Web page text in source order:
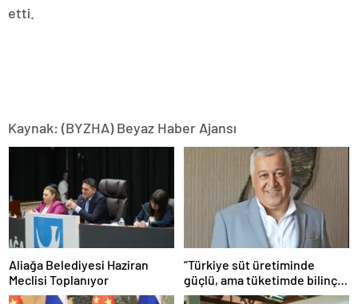
etti.
Kaynak: (BYZHA) Beyaz Haber Ajansı
Aliağa Belediyesi Haziran
Meclisi Toplanıyor
“Türkiye süt üretiminde
güçlü, ama tüketimde bilinç
şart”